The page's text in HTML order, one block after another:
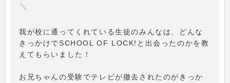
＼
我が校に通ってくれている生徒のみんなは、どんな
きっかけでSCHOOL OF LOCK!と出会ったのかを教
えてもらいました！
お兄ちゃんの受験でテレビが撤去されたのがきっか